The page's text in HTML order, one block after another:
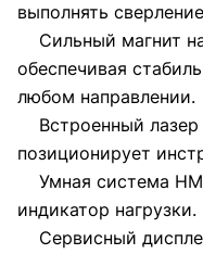
выполнять
Сильный магнит
обеспечивая
любом направлении.
Встроенный лазер
позиционирует
Умная система
индикатор нагрузки.
Сервисный